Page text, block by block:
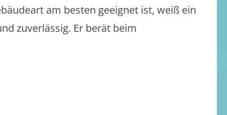
am besten geeignet ist, weiß ein
zuverlässig. Er berät beim